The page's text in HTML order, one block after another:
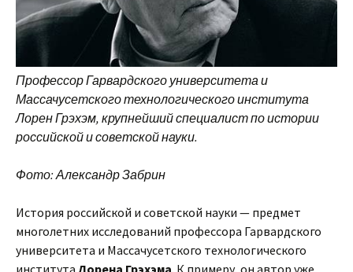
Профессор Гарвардского университета и
Массачусетского технологического института
Лорен Грэхэм, крупнейший специалист по истории
российской и советской науки.
Фото: Александр Забрин
История российской и советской науки — предмет
многолетних исследований профессора Гарвардского
университета и Массачусетского технологического
института Лорена Грэхэма. К примеру, он автор уже